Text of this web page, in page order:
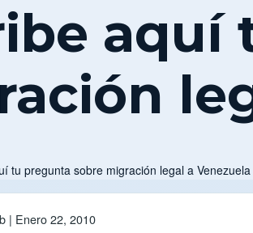
aquí
navegación
tu pregunta sobre migración legal a Venezuela
| Enero 22, 2010